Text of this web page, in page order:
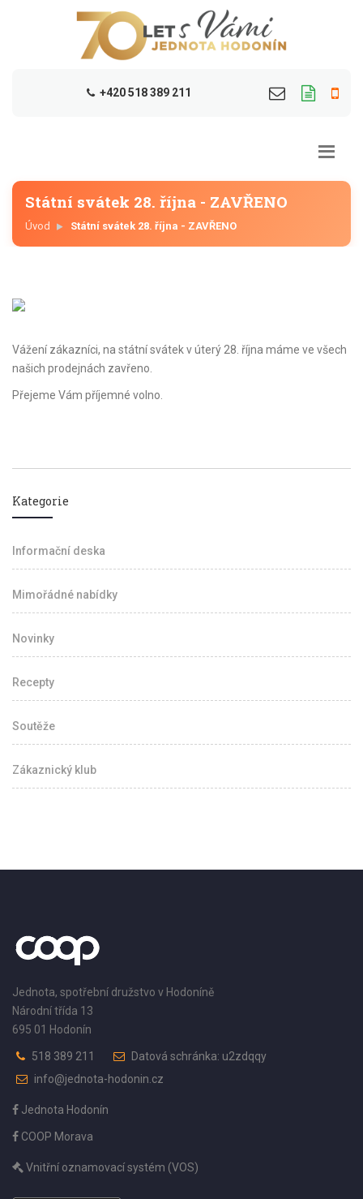
+420 518 389 211
Státní svátek 28. října - ZAVŘENO
Úvod Státní svátek 28. října - ZAVŘENO
Vážení zákazníci, na státní svátek v úterý 28. října máme ve všech
našich prodejnách zavřeno.
Přejeme Vám příjemné volno.
Kategorie
Informační deska
Mimořádné nabídky
Novinky
Recepty
Soutěže
Zákaznický klub
Jednota, spotřební družstvo v Hodoníně
Národní třída 13
695 01 Hodonín
518 389 211
Datová schránka: u2zdqqy
info@jednota-hodonin.cz
Jednota Hodonín
COOP Morava
Vnitřní oznamovací systém (VOS)